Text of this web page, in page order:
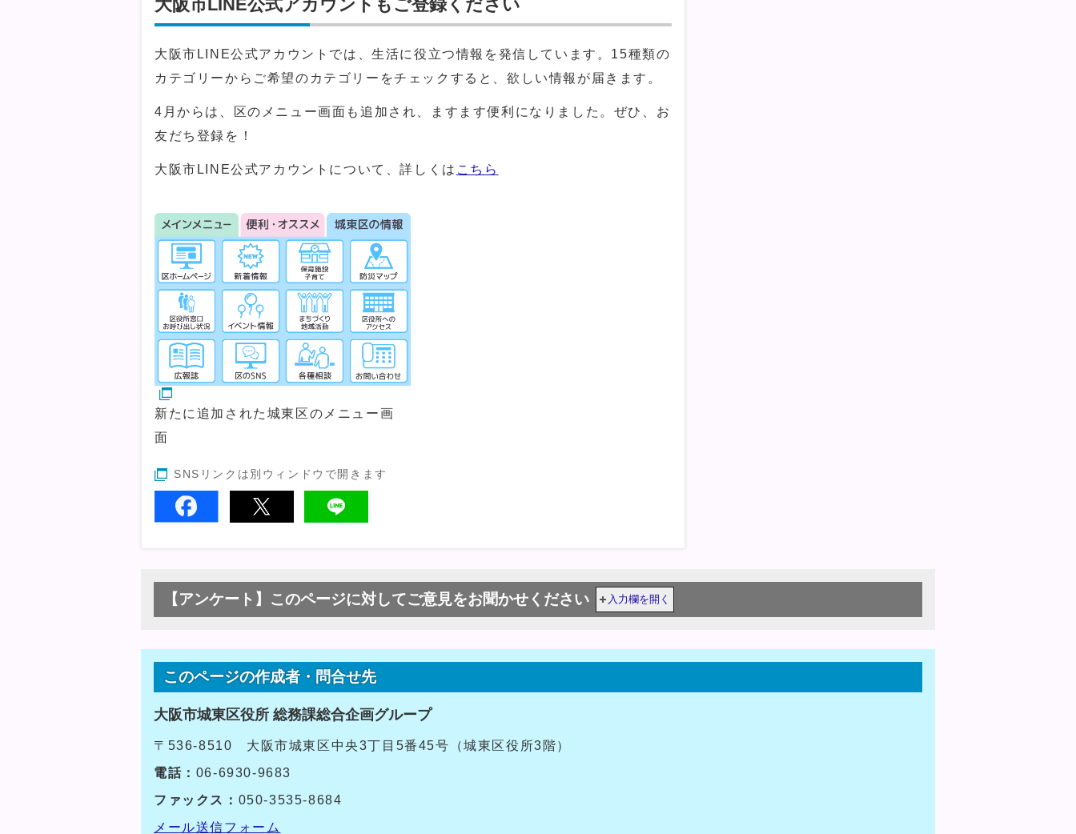
大阪市LINE公式アカウントもご登録ください
大阪市LINE公式アカウントでは、生活に役立つ情報を発信しています。15種類の
カテゴリーからご希望のカテゴリーをチェックすると、欲しい情報が届きます。
4月からは、区のメニュー画面も追加され、ますます便利になりました。ぜひ、お
友だち登録を！
大阪市LINE公式アカウントについて、詳しくは こちら
新たに追加された城東区のメニュー画
面
SNSリンクは別ウィンドウで開きます
【アンケート】このページに対してご意見をお聞かせください 入力欄を開く
このページの作成者・問合せ先
大阪市城東区役所 総務課総合企画グループ
〒536-8510 大阪市城東区中央3丁目5番45号（城東区役所3階）
電話： 06-6930-9683
ファックス： 050-3535-8684
メール送信フォーム